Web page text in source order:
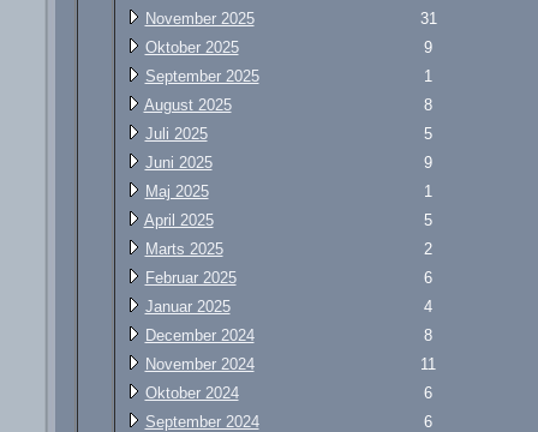
November 2025
31
Oktober 2025
9
September 2025
1
August 2025
8
Juli 2025
5
Juni 2025
9
Maj 2025
1
April 2025
5
Marts 2025
2
Februar 2025
6
Januar 2025
4
December 2024
8
November 2024
11
Oktober 2024
6
September 2024
6